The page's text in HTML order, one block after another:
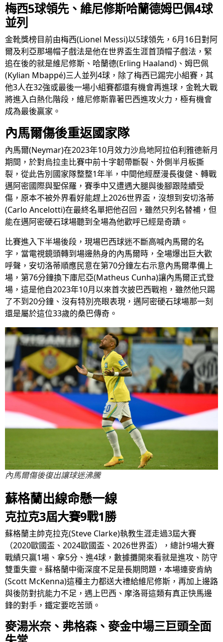
梅西5球領先、維尼修斯哈蘭德姆巴佩4球
並列
金靴獎榜目前由梅西(Lionel Messi)以5球領先，6月16日對阿
爾及利亞那場帽子戲法是他在世界盃生涯首頂帽子戲法，緊
追在後的就是維尼修斯、哈蘭德(Erling Haaland)、姆巴佩
(Kylian Mbappé)三人並列4球，除了梅西已踢完小組賽，其
他3人在32強或最後一場小組賽都還有機會再進球，金靴大戰
將進入白熱化階段，維尼修斯靠著巴西進攻火力，極有機會
成為最後贏家。
內馬爾傷後重返國家隊
內馬爾(Neymar)在2023年10月效力沙烏地阿拉伯利雅德新月
期間，於對烏拉圭比賽中前十字韌帶斷裂、外側半月板撕
裂，從此告別國家隊整整1年半，中間他經歷漫長復健、轉戰
邁阿密國際與聖保羅，賽季中又遭遇大腿與後腳跟陸續受
傷，原本不被外界看好能趕上2026世界盃，沒想到安切洛蒂
(Carlo Ancelotti)在最終名單把他召回，雖然只列名替補，但
能在邁阿密硬石球場聽到全場為他歡呼已經是奇蹟。
比賽進入下半場後段，現場巴西球迷不斷高喊內馬爾的名
字，當電視鏡頭轉到場邊熱身的內馬爾時，全場爆出巨大歡
呼聲，安切洛蒂順應民意在第70分鐘左右示意內馬爾準備上
場，第76分鐘換下庫尼亞(Matheus Cunha)讓內馬爾正式登
場，這是他自2023年10月以來首次披巴西戰袍，雖然他只踢
了不到20分鐘、沒有特別亮眼表現，邁阿密硬石球場那一刻
還是屬於這位33歲的桑巴傳奇。
內馬爾傷後復出讓球迷沸騰
蘇格蘭出線命懸一線
克拉克3屆大賽9戰1勝
蘇格蘭主帥克拉克(Steve Clarke)執教生涯走過3屆大賽
（2020歐國盃、2024歐國盃、2026世界盃），總計9場大賽
戰績只贏1場、拿5分、進4球，數據攤開來看就是進攻、防守
雙重失靈。蘇格蘭中衛深度不足是長期問題，本場連麥肯納
(Scott McKenna)這種主力都送大禮給維尼修斯，再加上邊路
與後防對抗能力不足，遇上巴西、摩洛哥這類有真正快馬邊
鋒的對手，鐵定要吃苦頭。
麥湯米奈、弗格森、麥金中場三巨頭全面